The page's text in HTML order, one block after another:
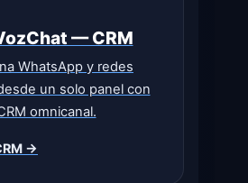
— CRM
WhatsApp y redes
un solo panel con
omnicanal.
→